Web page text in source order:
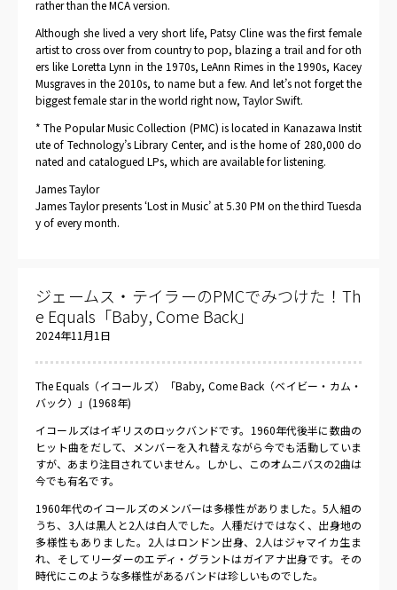
rather than the MCA version.
Although she lived a very short life, Patsy Cline was the first female
artist to cross over from country to pop, blazing a trail and for oth
ers like Loretta Lynn in the 1970s, LeAnn Rimes in the 1990s, Kacey
Musgraves in the 2010s, to name but a few. And let’s not forget the
biggest female star in the world right now, Taylor Swift.
* The Popular Music Collection (PMC) is located in Kanazawa Instit
ute of Technology’s Library Center, and is the home of 280,000 do
nated and catalogued LPs, which are available for listening.
James Taylor
James Taylor presents ‘Lost in Music’ at 5.30 PM on the third Tuesda
y of every month.
ジェームス・テイラーのPMCでみつけた！Th
e Equals「Baby, Come Back」
2024年11月1日
The Equals（イコールズ）「Baby, Come Back（ベイビー・カム・
バック）」(1968年)
イコールズはイギリスのロックバンドです。1960年代後半に数曲の
ヒット曲をだして、メンバーを入れ替えながら今でも活動していま
すが、あまり注目されていません。しかし、このオムニバスの2曲は
今でも有名です。
1960年代のイコールズのメンバーは多様性がありました。5人組の
うち、3人は黒人と2人は白人でした。人種だけではなく、出身地の
多様性もありました。2人はロンドン出身、2人はジャマイカ生ま
れ、そしてリーダーのエディ・グラントはガイアナ出身です。その
時代にこのような多様性があるバンドは珍しいものでした。